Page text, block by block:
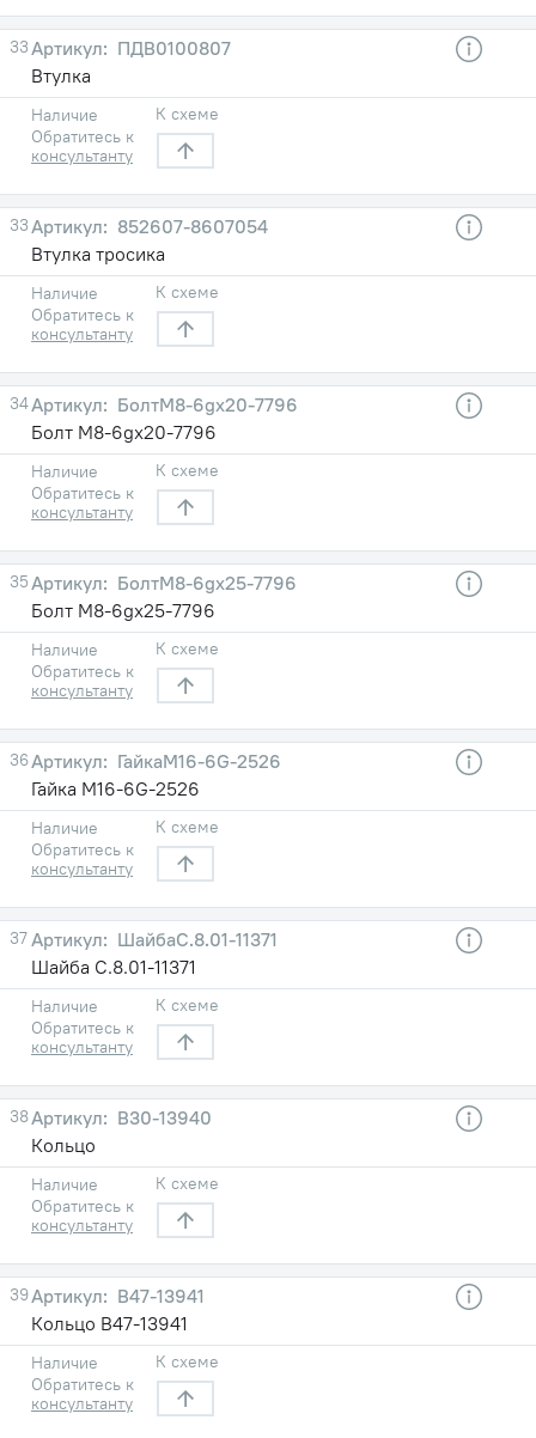
33
ПДВ0100807
Втулка
Наличие
Обратитесь к
консультанту
К схеме
33
852607-8607054
Втулка тросика
Наличие
Обратитесь к
консультанту
К схеме
34
БолтМ8-6gx20-7796
Болт М8-6gx20-7796
Наличие
Обратитесь к
консультанту
К схеме
35
БолтМ8-6gx25-7796
Болт М8-6gx25-7796
Наличие
Обратитесь к
консультанту
К схеме
36
ГайкаM16-6G-2526
Гайка M16-6G-2526
Наличие
Обратитесь к
консультанту
К схеме
37
ШайбаС.8.01-11371
Шайба С.8.01-11371
Наличие
Обратитесь к
консультанту
К схеме
38
В30-13940
Кольцо
Наличие
Обратитесь к
консультанту
К схеме
39
В47-13941
Кольцо В47-13941
Наличие
Обратитесь к
консультанту
К схеме